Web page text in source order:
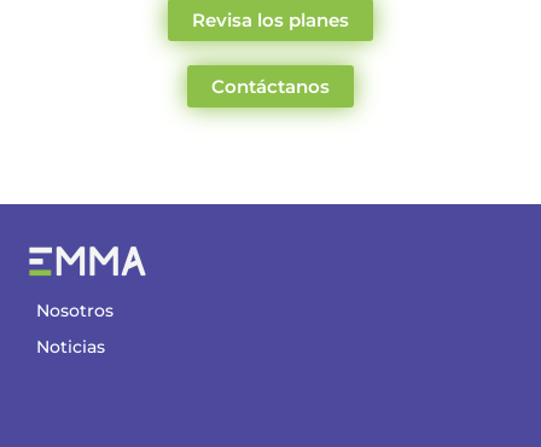
Revisa los planes
Contáctanos
Nosotros
Noticias